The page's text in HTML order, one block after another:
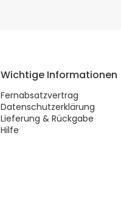
Wichtige Informationen
Fernabsatzvertrag
Datenschutzerklärung
Lieferung & Rückgabe
Hilfe